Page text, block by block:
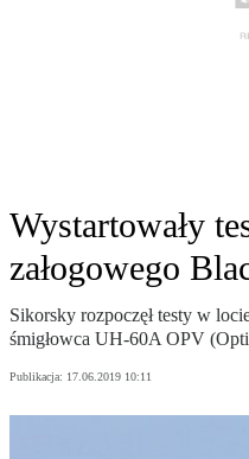
Wystartowały
załogowego
Sikorsky rozpoczęł testy w
śmigłowca UH-60A OPV
Publikacja: 17.06.2019 10:11